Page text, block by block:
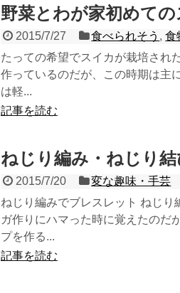
野菜とわが家初めて
2015/7/27 食べられそう ,食
たっての希望でスイカが栽培され
作っているのだが、この時期は主
は軽...
記事を読む
ねじり編み・ねじり
2015/7/20
変な趣味・手芸
ねじり編みでブレスレット ねじ
ガ作りにハマった時に覚えたのだ
プを作る...
記事を読む